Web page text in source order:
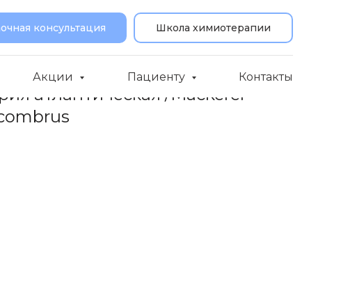
консультация Школа химиотерапии
Акции Пациенту Контакты
атлантическая /Mackerel